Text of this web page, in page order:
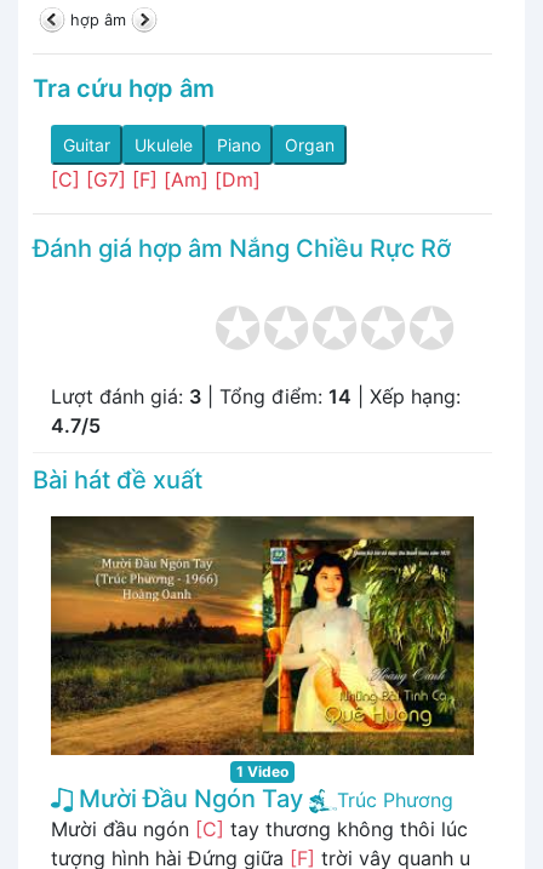
hợp âm
Tra cứu hợp âm
Guitar Ukulele Piano Organ
[C] [G7] [F] [Am] [Dm]
Đánh giá hợp âm Nắng Chiều Rực Rỡ
Lượt đánh giá: 3 | Tổng điểm: 14 | Xếp hạng:
4.7/5
Bài hát đề xuất
1 Video
Mười Đầu Ngón Tay
Trúc Phương
Mười đầu ngón [C] tay thương không thôi lúc
tượng hình hài Đứng giữa [F] trời vây quanh u